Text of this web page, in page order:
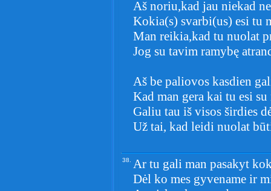
Aš noriu,kad jau niekad
Kokia(s) svarbi(us) esi tu
Man reikia,kad tu nuolat
Jog su tavim ramybę
Aš be paliovos kasdien
Kad man gera kai tu esi
Galiu tau iš visos širdies
Už tai, kad leidi nuolat
38. Ar tu gali man pasakyt
Dėl ko mes gyvename ir